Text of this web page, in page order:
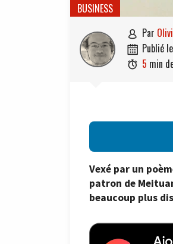
BUSINESS
 par
 publié le
 5 min
Vexé par un
patron de
beaucoup plus